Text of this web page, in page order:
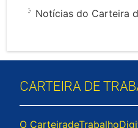
Notícias do Carteira
CARTEIRA DE
O